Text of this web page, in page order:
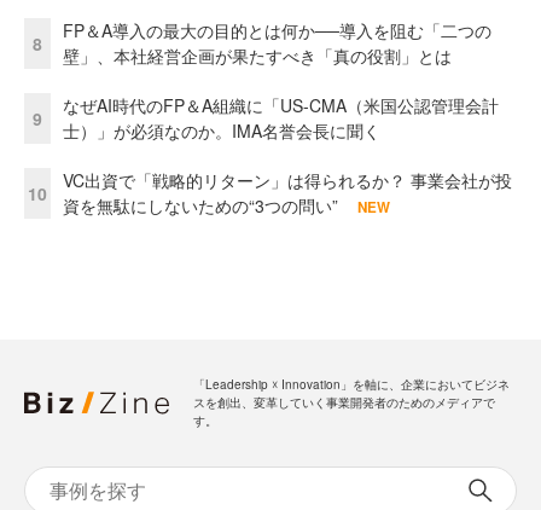
8
FP＆A導入の最大の目的とは何か──導入を阻む「二つの
壁」、本社経営企画が果たすべき「真の役割」とは
9
なぜAI時代のFP＆A組織に「US-CMA（米国公認管理会計
士）」が必須なのか。IMA名誉会長に聞く
10
VC出資で「戦略的リターン」は得られるか？ 事業会社が投
資を無駄にしないための“3つの問い”
NEW
「Leadership ☓ Innovation」を軸に、企業においてビジネ
スを創出、変革していく事業開発者のためのメディアで
す。